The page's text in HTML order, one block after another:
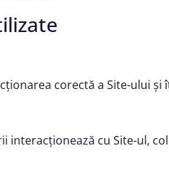
corectă a Site-ului
interacționează cu Site-ul,